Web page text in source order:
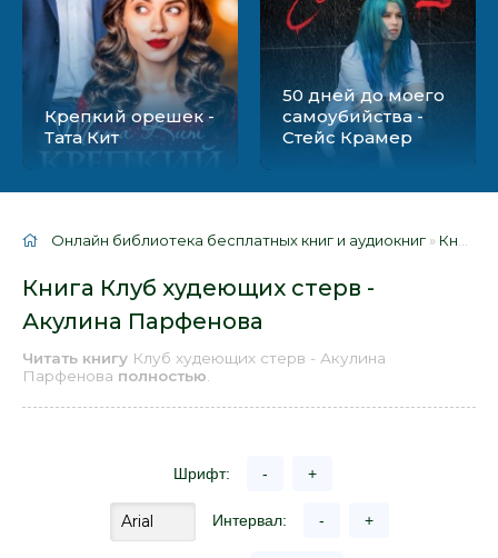
Крепкий орешек -
Тата Кит
50 дней до моего
самоубийства -
Стейс Крамер
Онлайн библиотека бесплатных книг и аудиокниг » Книги
Книга Клуб худеющих стерв -
Акулина Парфенова
Читать книгу Клуб худеющих стерв - Акулина
Парфенова полностью
Шрифт: - +
Интервал: - +